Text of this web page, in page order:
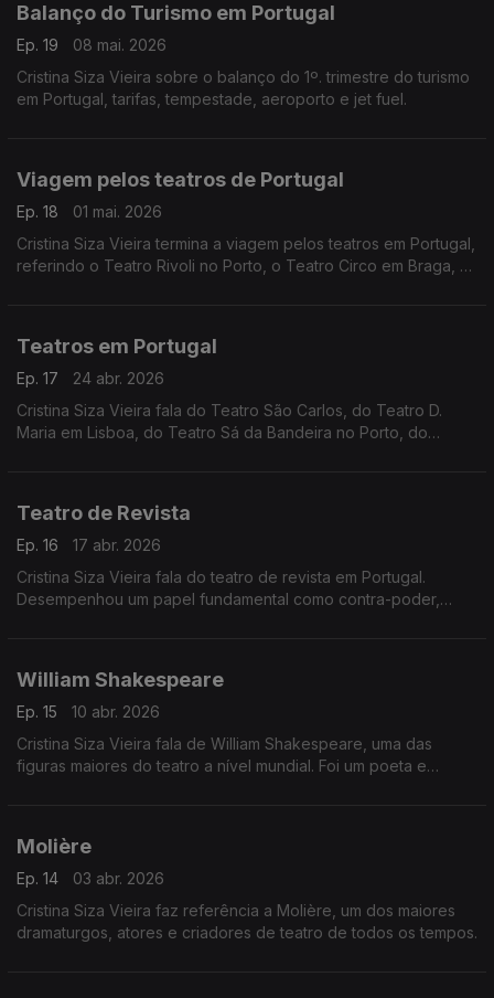
Balanço do Turismo em Portugal
Ep. 19
08 mai. 2026
Cristina Siza Vieira sobre o balanço do 1º. trimestre do turismo
em Portugal, tarifas, tempestade, aeroporto e jet fuel.
Viagem pelos teatros de Portugal
Ep. 18
01 mai. 2026
Cristina Siza Vieira termina a viagem pelos teatros em Portugal,
referindo o Teatro Rivoli no Porto, o Teatro Circo em Braga, o
Teatros em Portugal
Ep. 17
24 abr. 2026
Cristina Siza Vieira fala do Teatro São Carlos, do Teatro D.
Maria em Lisboa, do Teatro Sá da Bandeira no Porto, do
Teatro de Revista
Ep. 16
17 abr. 2026
Cristina Siza Vieira fala do teatro de revista em Portugal.
Desempenhou um papel fundamental como contra-poder,
William Shakespeare
Ep. 15
10 abr. 2026
Cristina Siza Vieira fala de William Shakespeare, uma das
figuras maiores do teatro a nível mundial. Foi um poeta e
Molière
Ep. 14
03 abr. 2026
Cristina Siza Vieira faz referência a Molière, um dos maiores
dramaturgos, atores e criadores de teatro de todos os tempos.